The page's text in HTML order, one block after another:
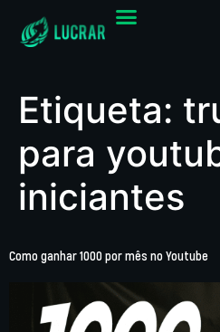
Etiqueta:
para
iniciantes
Como ganhar 1000 por mês no Youtube